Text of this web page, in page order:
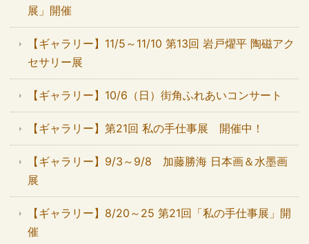
展」開催
【ギャラリー】11/5～11/10 第13回 岩戸燿平 陶磁アク
セサリー展
【ギャラリー】10/6（日）街角ふれあいコンサート
【ギャラリー】第21回 私の手仕事展 開催中！
【ギャラリー】9/3～9/8 加藤勝海 日本画＆水墨画
展
【ギャラリー】8/20～25 第21回「私の手仕事展」開
催